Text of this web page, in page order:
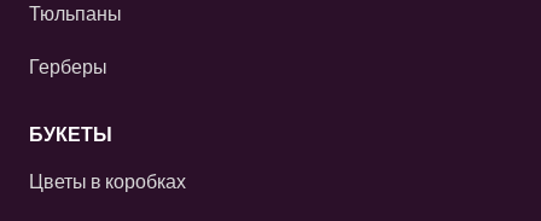
Тюльпаны
Герберы
БУКЕТЫ
Цветы в коробках